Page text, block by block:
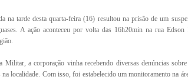
na tarde desta quarta-feira (16) resultou na prisão de um
A ação aconteceu por volta das 16h20min na rua
Militar, a corporação vinha recebendo diversas denúncias
na localidade. Com isso, foi estabelecido um monitoramento na